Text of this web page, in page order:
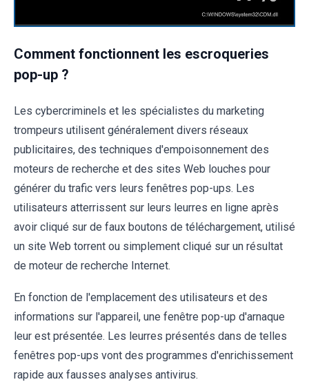
Comment fonctionnent les escroqueries
pop-up ?
Les cybercriminels et les spécialistes du marketing
trompeurs utilisent généralement divers réseaux
publicitaires, des techniques d'empoisonnement des
moteurs de recherche et des sites Web louches pour
générer du trafic vers leurs fenêtres pop-ups. Les
utilisateurs atterrissent sur leurs leurres en ligne après
avoir cliqué sur de faux boutons de téléchargement, utilisé
un site Web torrent ou simplement cliqué sur un résultat
de moteur de recherche Internet.
En fonction de l'emplacement des utilisateurs et des
informations sur l'appareil, une fenêtre pop-up d'arnaque
leur est présentée. Les leurres présentés dans de telles
fenêtres pop-ups vont des programmes d'enrichissement
rapide aux fausses analyses antivirus.